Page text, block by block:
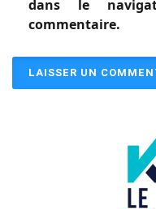
dans le
commentaire.